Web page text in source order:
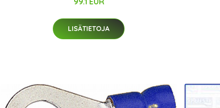
LISÄTIETOJA